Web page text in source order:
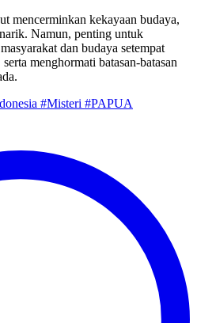
mencerminkan kekayaan budaya,
Namun, penting untuk
dan budaya setempat
menghormati batasan-batasan
#Misteri #PAPUA